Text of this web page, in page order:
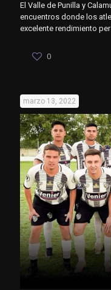
El Valle de Punilla y
encuentros donde los
excelente rendimiento
0
marzo 13, 2022